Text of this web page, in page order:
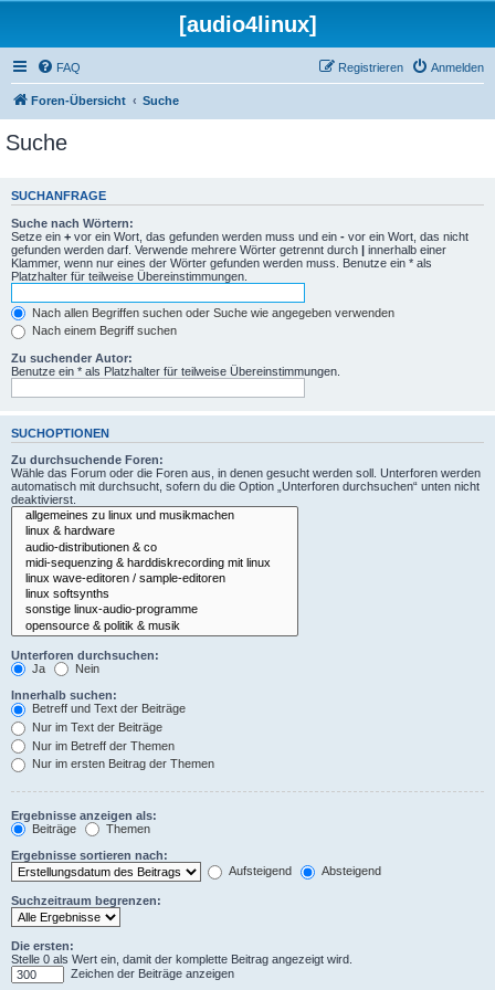
[audio4linux]
FAQ Anmelden
Registrieren
Foren-Übersicht Suche
Suche
SUCHANFRAGE
Suche nach Wörtern:
Setze ein + vor ein Wort, das gefunden werden muss und ein - vor ein Wort, das nicht
gefunden werden darf. Verwende mehrere Wörter getrennt durch | innerhalb einer
Klammer, wenn nur eines der Wörter gefunden werden muss. Benutze ein * als
Platzhalter für teilweise Übereinstimmungen.
Nach allen Begriffen suchen oder Suche wie angegeben verwenden
Nach einem Begriff suchen
Zu suchender Autor:
Benutze ein * als Platzhalter für teilweise Übereinstimmungen.
SUCHOPTIONEN
Zu durchsuchende Foren:
Wähle das Forum oder die Foren aus, in denen gesucht werden soll. Unterforen werden
automatisch mit durchsucht, sofern du die Option „Unterforen durchsuchen“ unten nicht
deaktivierst.
Unterforen durchsuchen:
Ja
Nein
Innerhalb suchen:
Betreff und Text der Beiträge
Nur im Text der Beiträge
Nur im Betreff der Themen
Nur im ersten Beitrag der Themen
Ergebnisse anzeigen als:
Beiträge
Themen
Ergebnisse sortieren nach:
Aufsteigend
Absteigend
Suchzeitraum begrenzen:
Die ersten:
Stelle 0 als Wert ein, damit der komplette Beitrag angezeigt wird.
Zeichen der Beiträge anzeigen